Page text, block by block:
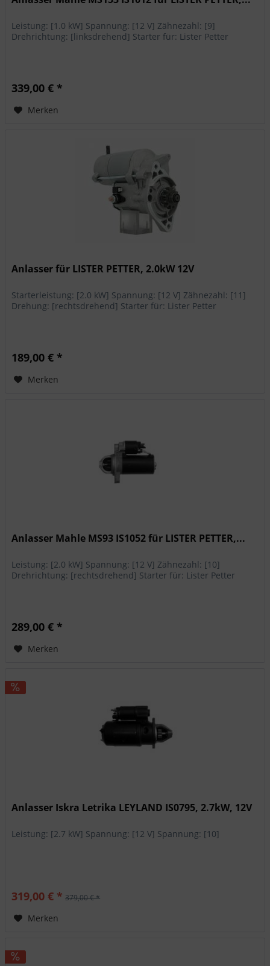
Leistung: [1.0 kW] Spannung: [12 V] Zähnezahl: [9]
Drehrichtung: [linksdrehend] Starter für: Lister Petter
339,00 € *
Merken
Anlasser für LISTER PETTER, 2.0kW 12V
Starterleistung: [2.0 kW] Spannung: [12 V] Zähnezahl: [11]
Drehung: [rechtsdrehend] Starter für: Lister Petter
189,00 € *
Merken
Anlasser Mahle MS93 IS1052 für LISTER PETTER,...
Leistung: [2.0 kW] Spannung: [12 V] Zähnezahl: [10]
Drehrichtung: [rechtsdrehend] Starter für: Lister Petter
289,00 € *
Merken
Anlasser Iskra Letrika LEYLAND IS0795, 2.7kW, 12V
Leistung: [2.7 kW] Spannung: [12 V] Spannung: [10]
319,00 € * 379,00 € *
Merken